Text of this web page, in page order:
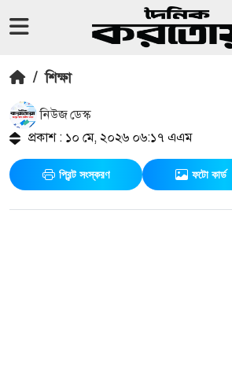
/ শিক্ষা
নিউজ ডেস্ক
প্রকাশ : ১০ মে, ২০২৬ ০৬:১৭ এএম
প্রিন্ট সংস্করণ ফটো কার্ড